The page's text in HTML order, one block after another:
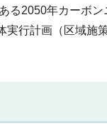
る2050年カーボ
実行計画（区域施